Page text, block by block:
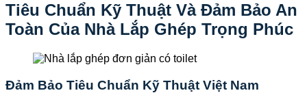
Tiêu Chuẩn Kỹ Thuật Và Đảm Bảo An
Toàn Của Nhà Lắp Ghép Trọng Phúc
Đảm Bảo Tiêu Chuẩn Kỹ Thuật Việt Nam